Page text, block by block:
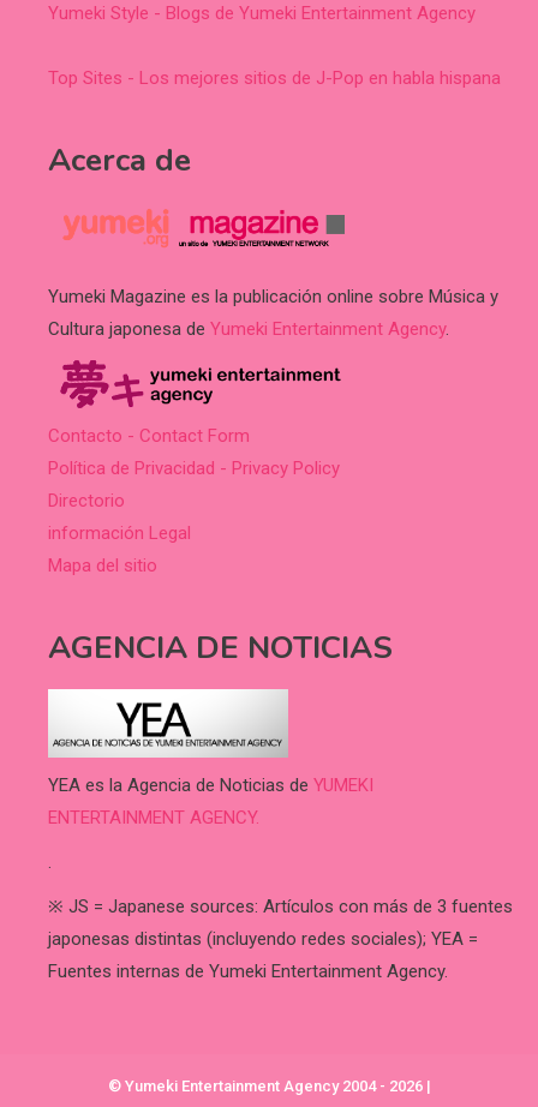
Yumeki Style - Blogs de Yumeki Entertainment Agency
Top Sites - Los mejores sitios de J-Pop en habla hispana
Acerca de
Yumeki Magazine es la publicación online sobre Música y
Cultura japonesa de Yumeki Entertainment Agency.
Contacto - Contact Form
Política de Privacidad - Privacy Policy
Directorio
información Legal
Mapa del sitio
AGENCIA DE NOTICIAS
YEA es la Agencia de Noticias de YUMEKI
ENTERTAINMENT AGENCY.
.
※ JS = Japanese sources: Artículos con más de 3 fuentes
japonesas distintas (incluyendo redes sociales); YEA =
Fuentes internas de Yumeki Entertainment Agency.
© Yumeki Entertainment Agency 2004 - 2026 |